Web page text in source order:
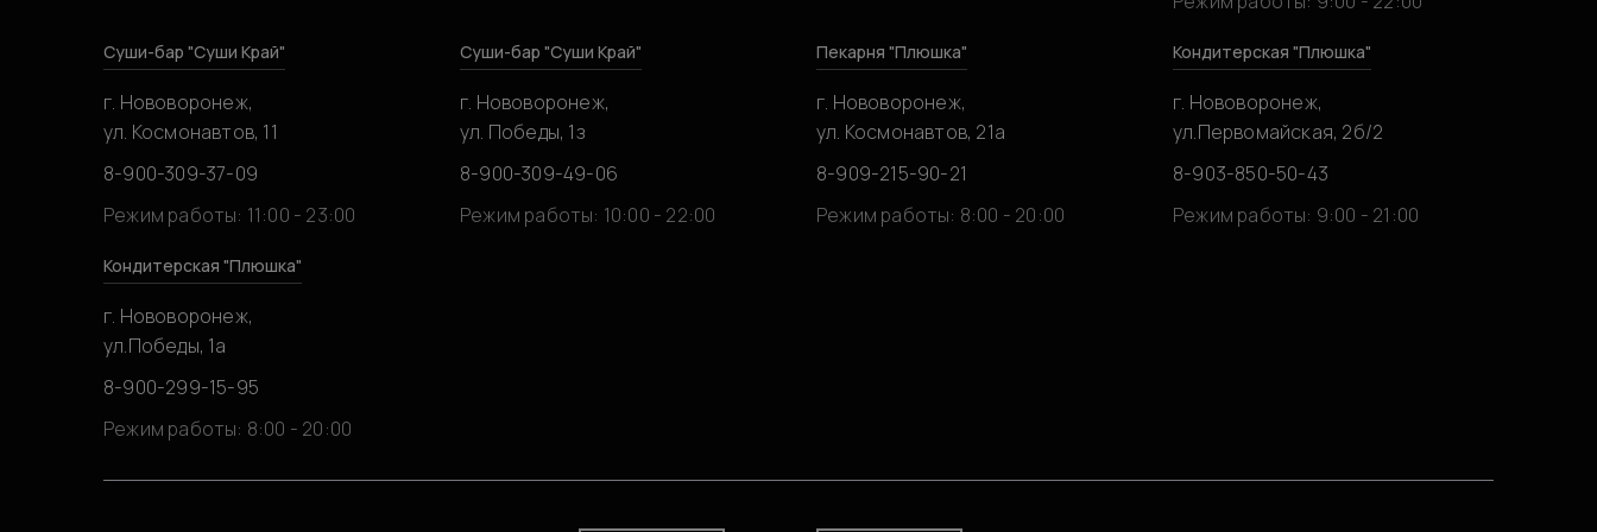
Суши-бар "Суши Край"
г. Нововоронеж,
ул. Космонавтов, 11
8-900-309-37-09
Режим работы: 11:00 - 23:00
Суши-бар "Суши Край"
г. Нововоронеж,
ул. Победы, 1з
8-900-309-49-06
Режим работы: 10:00 - 22:00
Пекарня "Плюшка"
г. Нововоронеж,
ул. Космонавтов, 21а
8-909-215-90-21
Режим работы: 8:00 - 20:00
Кондитерская "Плюшка"
г. Нововоронеж,
ул.Первомайская, 2б/2
8-903-850-50-43
Режим работы: 9:00 - 21:00
Кондитерская "Плюшка"
г. Нововоронеж,
ул.Победы, 1а
8-900-299-15-95
Режим работы: 8:00 - 20:00